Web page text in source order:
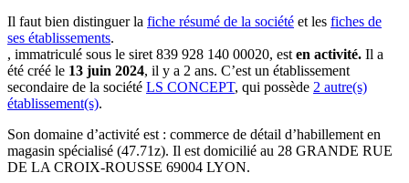
Il faut bien distinguer la fiche résumé de la société et les fiches de
ses établissements.
, immatriculé sous le siret 839 928 140 00020, est en activité. Il a
été créé le 13 juin 2024, il y a 2 ans. C’est un établissement
secondaire de la société LS CONCEPT, qui possède 2 autre(s)
établissement(s).
Son domaine d’activité est : commerce de détail d’habillement en
magasin spécialisé (47.71z). Il est domicilié au 28 GRANDE RUE
DE LA CROIX-ROUSSE 69004 LYON.